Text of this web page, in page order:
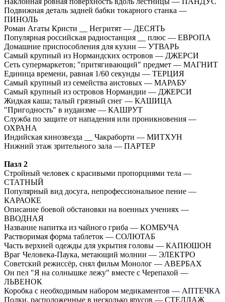
Подвижная деталь задней бабки токарного станка —
ПИНОЛЬ
Роман Агаты Кристи __ Негритят — ДЕСЯТЬ
Популярная российская радиостанция __ плюс — ЕВРОПА
Домашние приспособления для кухни — УТВАРЬ
Самый крупный из Нормандских островов — ДЖЕРСИ
Сеть супермаркетов; "притягивающий" предмет — МАГНИТ
Единица времени, равная 1/60 секунды — ТЕРЦИЯ
Самый крупный из семейства аистовых — МАРАБУ
Самый крупный из островов Нормандии — ДЖЕРСИ
Жидкая каша; талый грязный снег — КАШИЦА
"Пригодность" в иудаизме — КАШРУТ
Служба по защите от нападения или проникновения —
ОХРАНА
Индийская кинозвезда __ Чакраборти — МИТХУН
Нижний этаж зрительного зала — ПАРТЕР
Пазл 2
Стройный человек с красивыми пропорциями тела —
СТАТНЫЙ
Популярный вид досуга, непрофессиональное пение —
КАРАОКЕ
Описание боевой обстановки на военных учениях —
ВВОДНАЯ
Название напитка из чайного гриба — КОМБУЧА
Растворимая форма таблеток — СОЛЮТАБ
Часть верхней одежды для укрытия головы — КАПЮШОН
Враг Человека-Паука, метающий молнии — ЭЛЕКТРО
Советский режиссёр, снял фильм Монолог — АВЕРБАХ
Он пел "Я на солнышке лежу" вместе с Черепахой —
ЛЬВЕНОК
Коробка с необходимым набором медикаментов — АПТЕЧКА
Полки, расположенные в несколько ярусов — СТЕЛЛАЖ